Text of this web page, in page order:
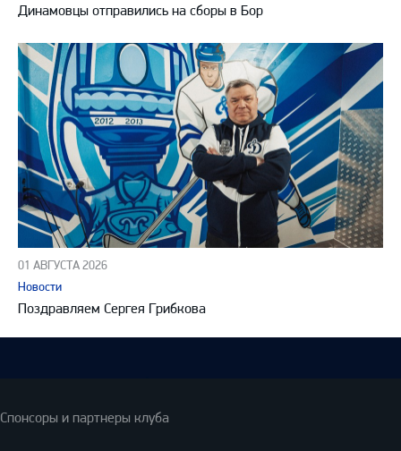
Динамовцы отправились на сборы в Бор
01 АВГУСТА 2026
Новости
Поздравляем Сергея Грибкова
Спонсоры и партнеры клуба